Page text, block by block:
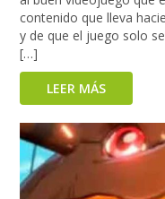
contenido que lleva
y de que el juego solo
[…]
LEER MÁS